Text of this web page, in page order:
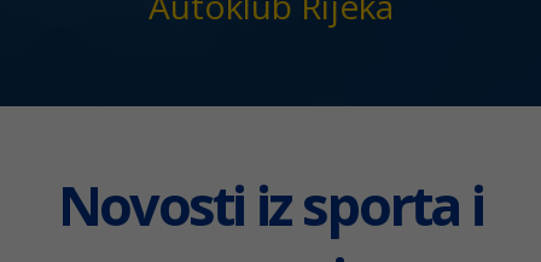
Novosti iz sporta i